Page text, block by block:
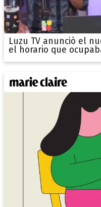
Luzu TV anunció el
el horario que